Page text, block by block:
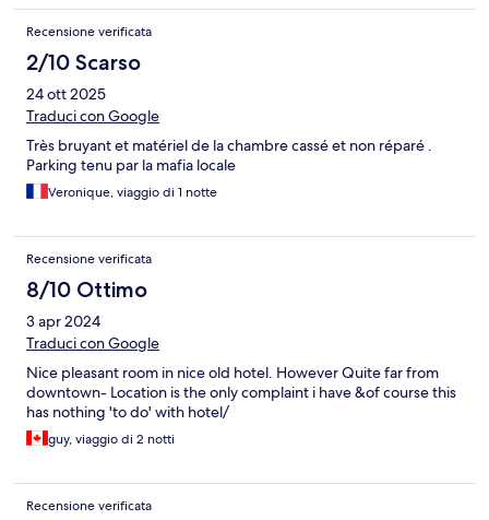
Recensione verificata
2/10 Scarso
24 ott 2025
Traduci con Google
Très bruyant et matériel de la chambre cassé et non réparé .
Parking tenu par la mafia locale
Veronique, viaggio di 1 notte
Recensione verificata
8/10 Ottimo
3 apr 2024
Traduci con Google
Nice pleasant room in nice old hotel. However Quite far from
downtown- Location is the only complaint i have &of course this
has nothing 'to do' with hotel/
guy, viaggio di 2 notti
Recensione verificata